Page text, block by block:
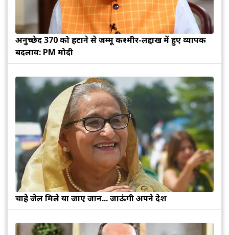
अनुच्छेद 370 को हटाने से जम्मू कश्मीर-लद्दाख में हुए व्यापक
बदलाव: PM मोदी
चाहे जेल मिले या जाए जान... जाऊंगी अपने देश